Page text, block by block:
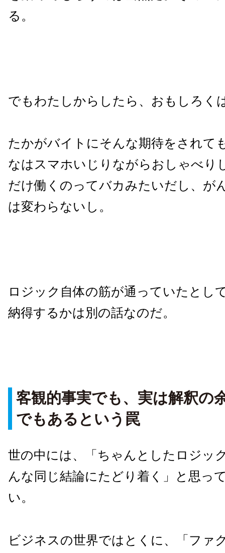
る。
でもわたしからしたら、おもしろく
たかがバイトにそんな期待をされて
なはスマホいじりながらおしゃべり
だけ働くのってバカみたいだし、が
は変わらないし。
ロジック自体の筋が通っていたとし
納得するかは別の話なのだ。
客観的事実でも、実は解釈の
でもあるという罠
世の中には、「ちゃんとしたロジッ
んな同じ結論にたどり着く」と思っ
い。
ビジネスの世界ではとくに、「ファ